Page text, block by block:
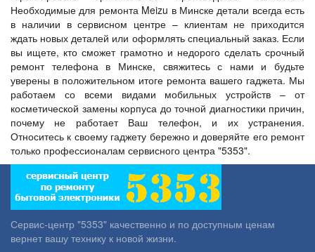
Необходимые для ремонта Meizu в Минске детали всегда есть
в наличии в сервисном центре – клиентам не приходится
ждать новых деталей или оформлять специальный заказ. Если
вы ищете, кто сможет грамотно и недорого сделать срочный
ремонт телефона в Минске, свяжитесь с нами и будьте
уверены в положительном итоге ремонта вашего гаджета. Мы
работаем со всеми видами мобильных устройств – от
косметической замены корпуса до точной диагностики причин,
почему не работает Ваш телефон, и их устранения.
Относитесь к своему гаджету бережно и доверяйте его ремонт
только профессионалам сервисного центра "5353".
Сервис-центр "5353" качественно и по доступным ценам
вернет вашу технику к новой жизни.